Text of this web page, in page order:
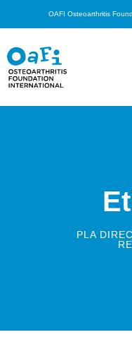
OAFI Osteoarthritis
PLA